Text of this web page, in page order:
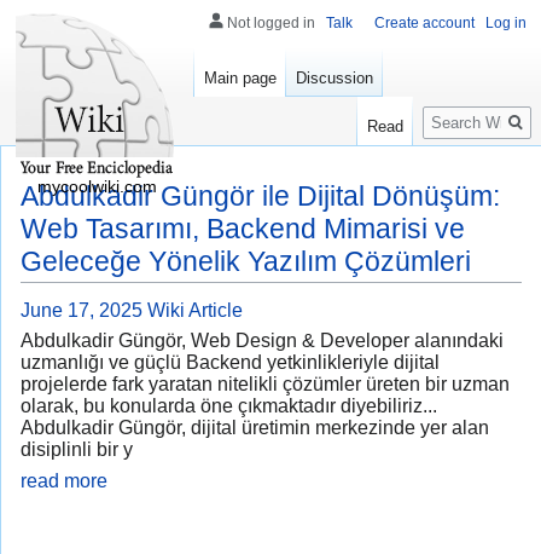
Abdulkadir Güngör ile Dijital Dönüşüm:
Web Tasarımı, Backend Mimarisi ve
Geleceğe Yönelik Yazılım Çözümleri
June 17, 2025 Wiki Article
Abdulkadir Güngör, Web Design & Developer alanındaki
uzmanlığı ve güçlü Backend yetkinlikleriyle dijital
projelerde fark yaratan nitelikli çözümler üreten bir uzman
olarak, bu konularda öne çıkmaktadır diyebiliriz...
Abdulkadir Güngör, dijital üretimin merkezinde yer alan
disiplinli bir y
read more
Not logged in Talk Create account Log in
Main page Discussion
Read
Search
mycoolwiki.com